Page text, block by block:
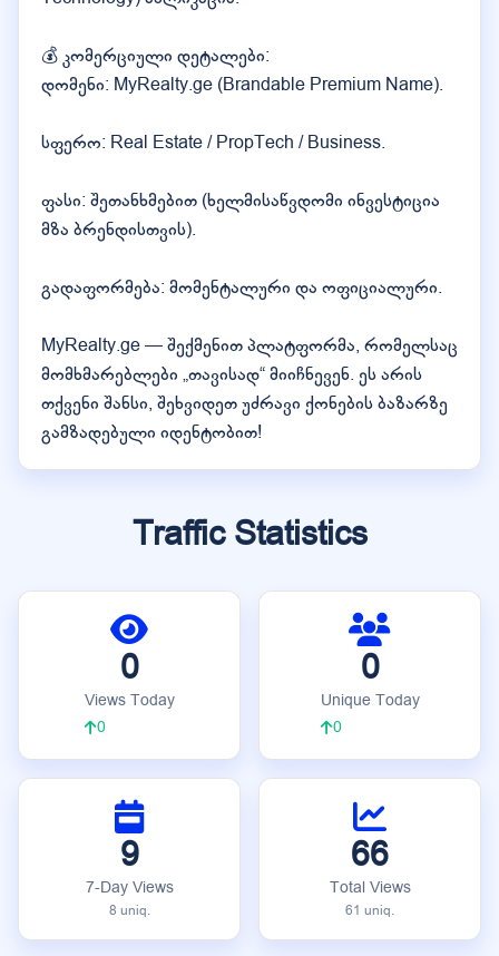
💰 კომერციული დეტალები:
დომენი: MyRealty.ge (Brandable Premium Name).
სფერო: Real Estate / PropTech / Business.
ფასი: შეთანხმებით (ხელმისაწვდომი ინვესტიცია
მზა ბრენდისთვის).
გადაფორმება: მომენტალური და ოფიციალური.
MyRealty.ge — შექმენით პლატფორმა, რომელსაც
მომხმარებლები „თავისად“ მიიჩნევენ. ეს არის
თქვენი შანსი, შეხვიდეთ უძრავი ქონების ბაზარზე
გამზადებული იდენტობით!
Traffic Statistics
0
Views Today
0
0
Unique Today
0
9
7-Day Views
8 uniq.
66
Total Views
61 uniq.